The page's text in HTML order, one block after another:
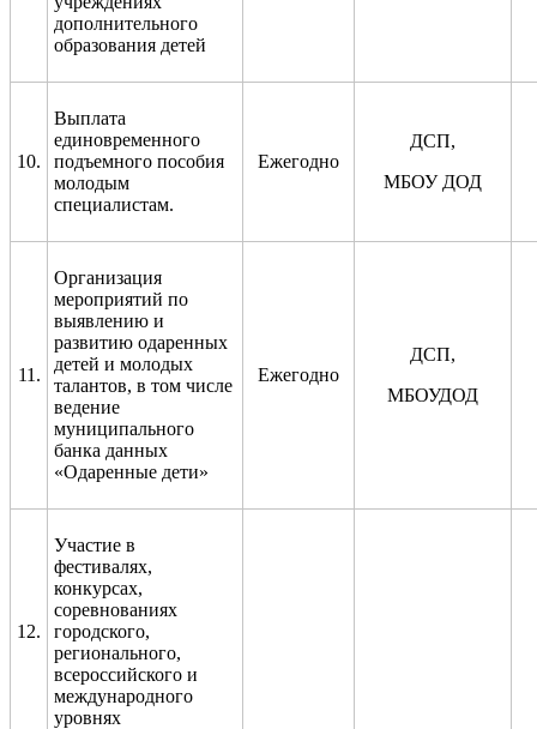
дополнительного
образования детей
10.
Выплата
единовременного
подъемного пособия
молодым
специалистам.
Ежегодно
ДСП,
МБОУ ДОД
11.
Организация
мероприятий по
выявлению и
развитию одаренных
детей и молодых
талантов, в том числе
ведение
муниципального
банка данных
«Одаренные дети»
Ежегодно
ДСП,
МБОУДОД
12.
Участие в
фестивалях,
конкурсах,
соревнованиях
городского,
регионального,
всероссийского и
международного
уровнях